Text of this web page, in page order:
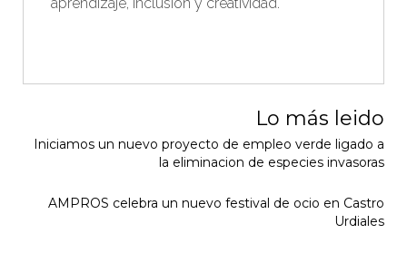
Lo más leido
Iniciamos un nuevo proyecto de empleo verde ligado a
la eliminacion de especies invasoras
AMPROS celebra un nuevo festival de ocio en Castro
Urdiales